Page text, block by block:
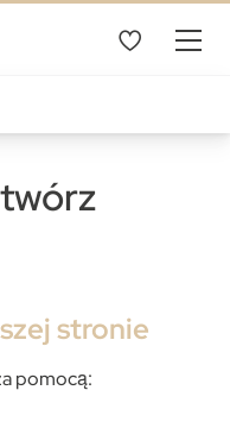
stronie
pomocą: